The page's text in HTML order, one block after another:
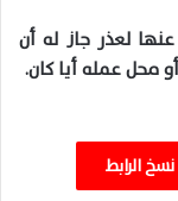
لعذر جاز له أن
محل عمله أيا كان.
نسخ الرابط